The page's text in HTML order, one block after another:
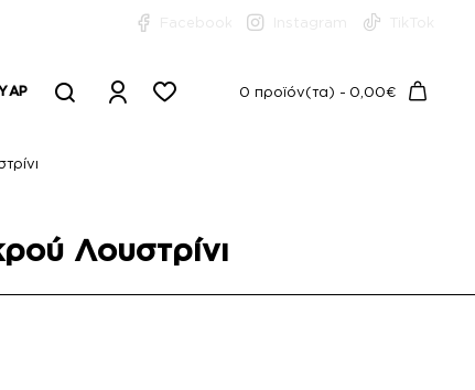
0 προϊόν(τα) - 0,00€
Λουστρίνι